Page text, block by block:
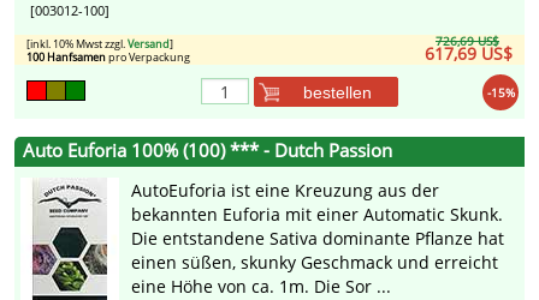
[003012-100]
726,69 US$
617,69 US$
[inkl. 10% Mwst zzgl.Versand]
100 Hanfsamenpro Verpackung
-15%
bestellen
Auto Euforia 100% (100) *** - Dutch Passion
AutoEuforia ist eine Kreuzung aus der
bekannten Euforia mit einer Automatic Skunk.
Die entstandene Sativa dominante Pflanze hat
einen süßen, skunky Geschmack und erreicht
eine Höhe von ca. 1m. Die Sor ...